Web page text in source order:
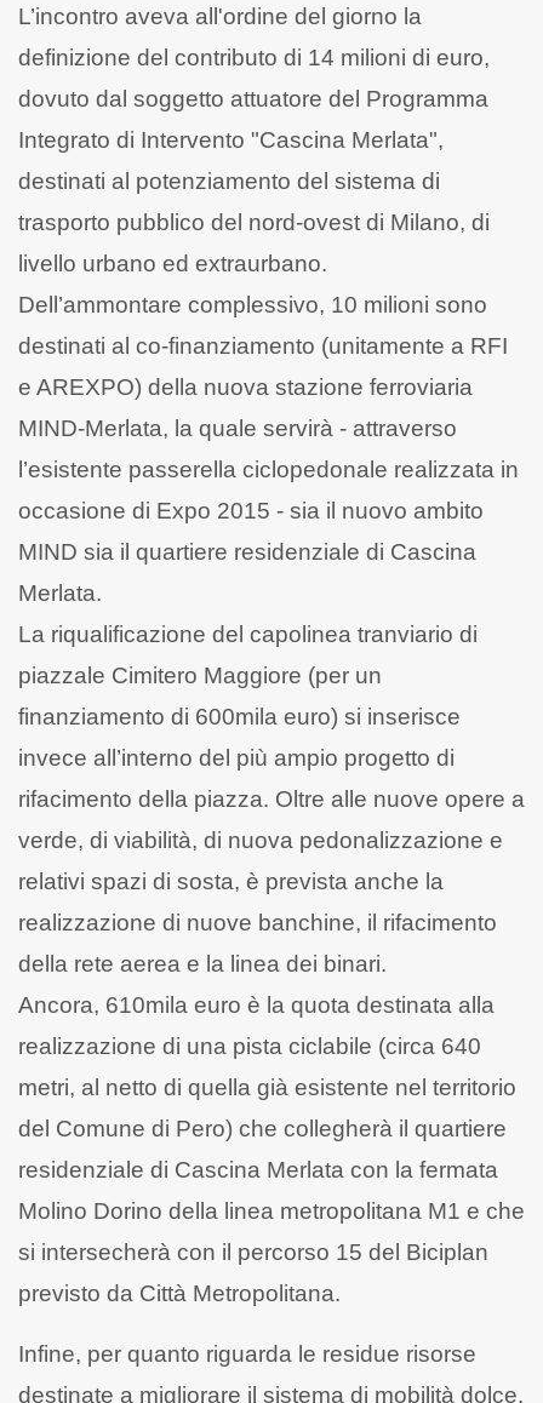
L’incontro aveva all'ordine del giorno la
definizione del contributo di 14 milioni di euro,
dovuto dal soggetto attuatore del Programma
Integrato di Intervento "Cascina Merlata",
destinati al potenziamento del sistema di
trasporto pubblico del nord-ovest di Milano, di
livello urbano ed extraurbano.
Dell’ammontare complessivo, 10 milioni sono
destinati al co-finanziamento (unitamente a RFI
e AREXPO) della nuova stazione ferroviaria
MIND-Merlata, la quale servirà - attraverso
l’esistente passerella ciclopedonale realizzata in
occasione di Expo 2015 - sia il nuovo ambito
MIND sia il quartiere residenziale di Cascina
Merlata.
La riqualificazione del capolinea tranviario di
piazzale Cimitero Maggiore (per un
finanziamento di 600mila euro) si inserisce
invece all’interno del più ampio progetto di
rifacimento della piazza. Oltre alle nuove opere a
verde, di viabilità, di nuova pedonalizzazione e
relativi spazi di sosta, è prevista anche la
realizzazione di nuove banchine, il rifacimento
della rete aerea e la linea dei binari.
Ancora, 610mila euro è la quota destinata alla
realizzazione di una pista ciclabile (circa 640
metri, al netto di quella già esistente nel territorio
del Comune di Pero) che collegherà il quartiere
residenziale di Cascina Merlata con la fermata
Molino Dorino della linea metropolitana M1 e che
si intersecherà con il percorso 15 del Biciplan
previsto da Città Metropolitana.
Infine, per quanto riguarda le residue risorse
destinate a migliorare il sistema di mobilità dolce,